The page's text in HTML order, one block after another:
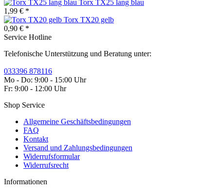
Torx TX25 lang blau
1,99 € *
Torx TX20 gelb
0,90 € *
Service Hotline
Telefonische Unterstützung und Beratung unter:
033396 878116
Mo - Do: 9:00 - 15:00 Uhr
Fr: 9:00 - 12:00 Uhr
Shop Service
Allgemeine Geschäftsbedingungen
FAQ
Kontakt
Versand und Zahlungsbedingungen
Widerrufsformular
Widerrufsrecht
Informationen